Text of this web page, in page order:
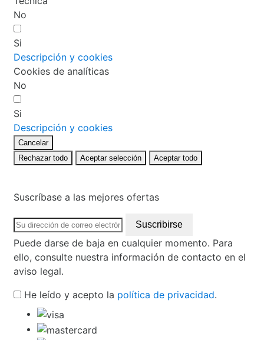
No
Si
Descripción y cookies
Cookies de analíticas
No
Si
Descripción y cookies
Cancelar
Rechazar todo
Aceptar selección Aceptar todo
Suscríbase a las mejores ofertas
Puede darse de baja en cualquier momento. Para
ello, consulte nuestra información de contacto en el
aviso legal.
He leído y acepto la política de privacidad.